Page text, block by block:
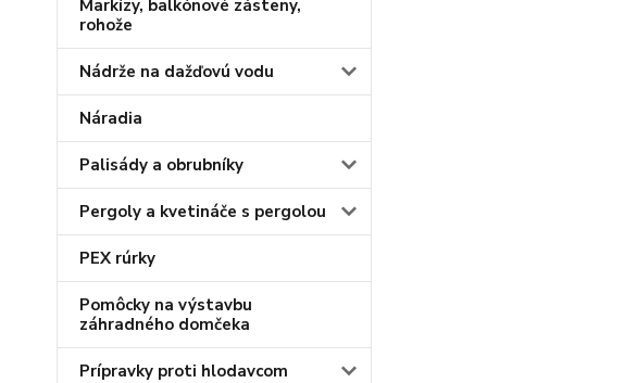
Markízy, balkónové zásteny,
rohože
Nádrže na dažďovú vodu
Náradia
Palisády a obrubníky
Pergoly a kvetináče s pergolou
PEX rúrky
Pomôcky na výstavbu
záhradného domčeka
Prípravky proti hlodavcom